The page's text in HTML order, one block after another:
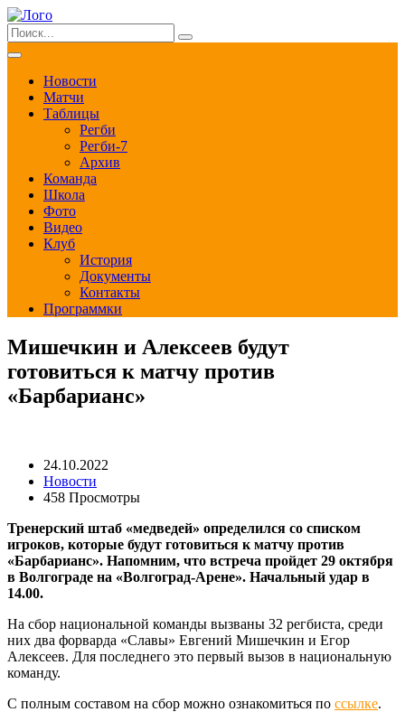
Новости
Матчи
Таблицы
Регби
Регби-7
Архив
Команда
Школа
Фото
Видео
Клуб
История
Документы
Контакты
Программки
Мишечкин и Алексеев будут
готовиться к матчу против
«Барбарианс»
24.10.2022
Новости
458 Просмотры
Тренерский штаб «медведей» определился со списком
игроков, которые будут готовиться к матчу против
«Барбарианс». Напомним, что встреча пройдет 29 октября
в Волгограде на «Волгоград-Арене». Начальный удар в
14.00.
На сбор национальной команды вызваны 32 регбиста, среди
них два форварда «Славы» Евгений Мишечкин и Егор
Алексеев. Для последнего это первый вызов в национальную
команду.
С полным составом на сбор можно ознакомиться по ссылке.